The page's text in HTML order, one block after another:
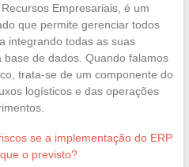
Empresariais, é um
que permite gerenciar todos
integrando todas as suas
de dados. Quando falamos
trata-se de um componente do
logísticos e das operações
se a implementação do ERP
o previsto?